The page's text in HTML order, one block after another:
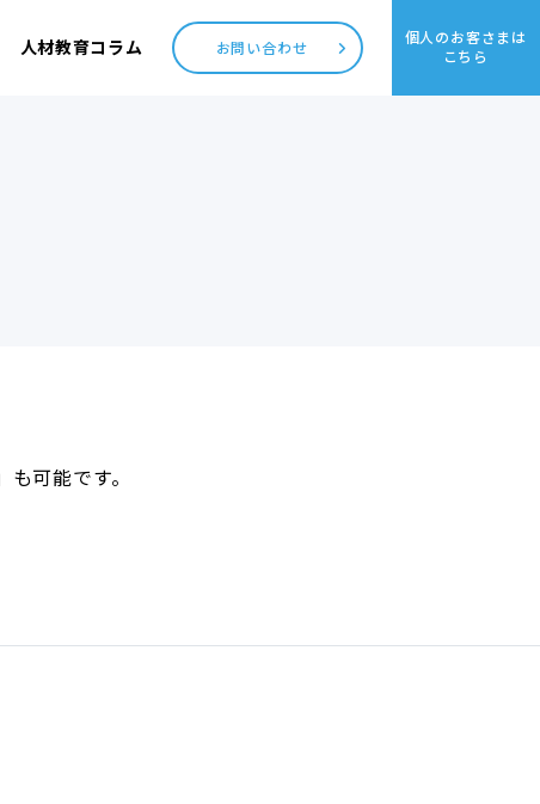
人材教育コラム お問い合わせ
個人のお客さまは
こちら
も可能です。